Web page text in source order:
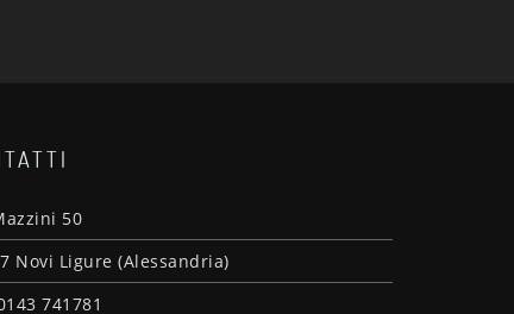
50
Novi Ligure (Alessandria)
741781